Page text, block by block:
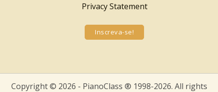
Privacy Statement
Inscreva-se!
Copyright © 2026 - PianoClass ® 1998-2026. All rights